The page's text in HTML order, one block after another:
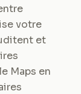
votre
et
Maps en